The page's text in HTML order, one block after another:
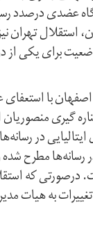
عضدی درصدد
استقلال تهران
که این وضعیت برای
پس از تساوی 1-1 مقابل ذوب
گیری
ایتالیایی در
رسانه‌ها مطرح
که
به هیات